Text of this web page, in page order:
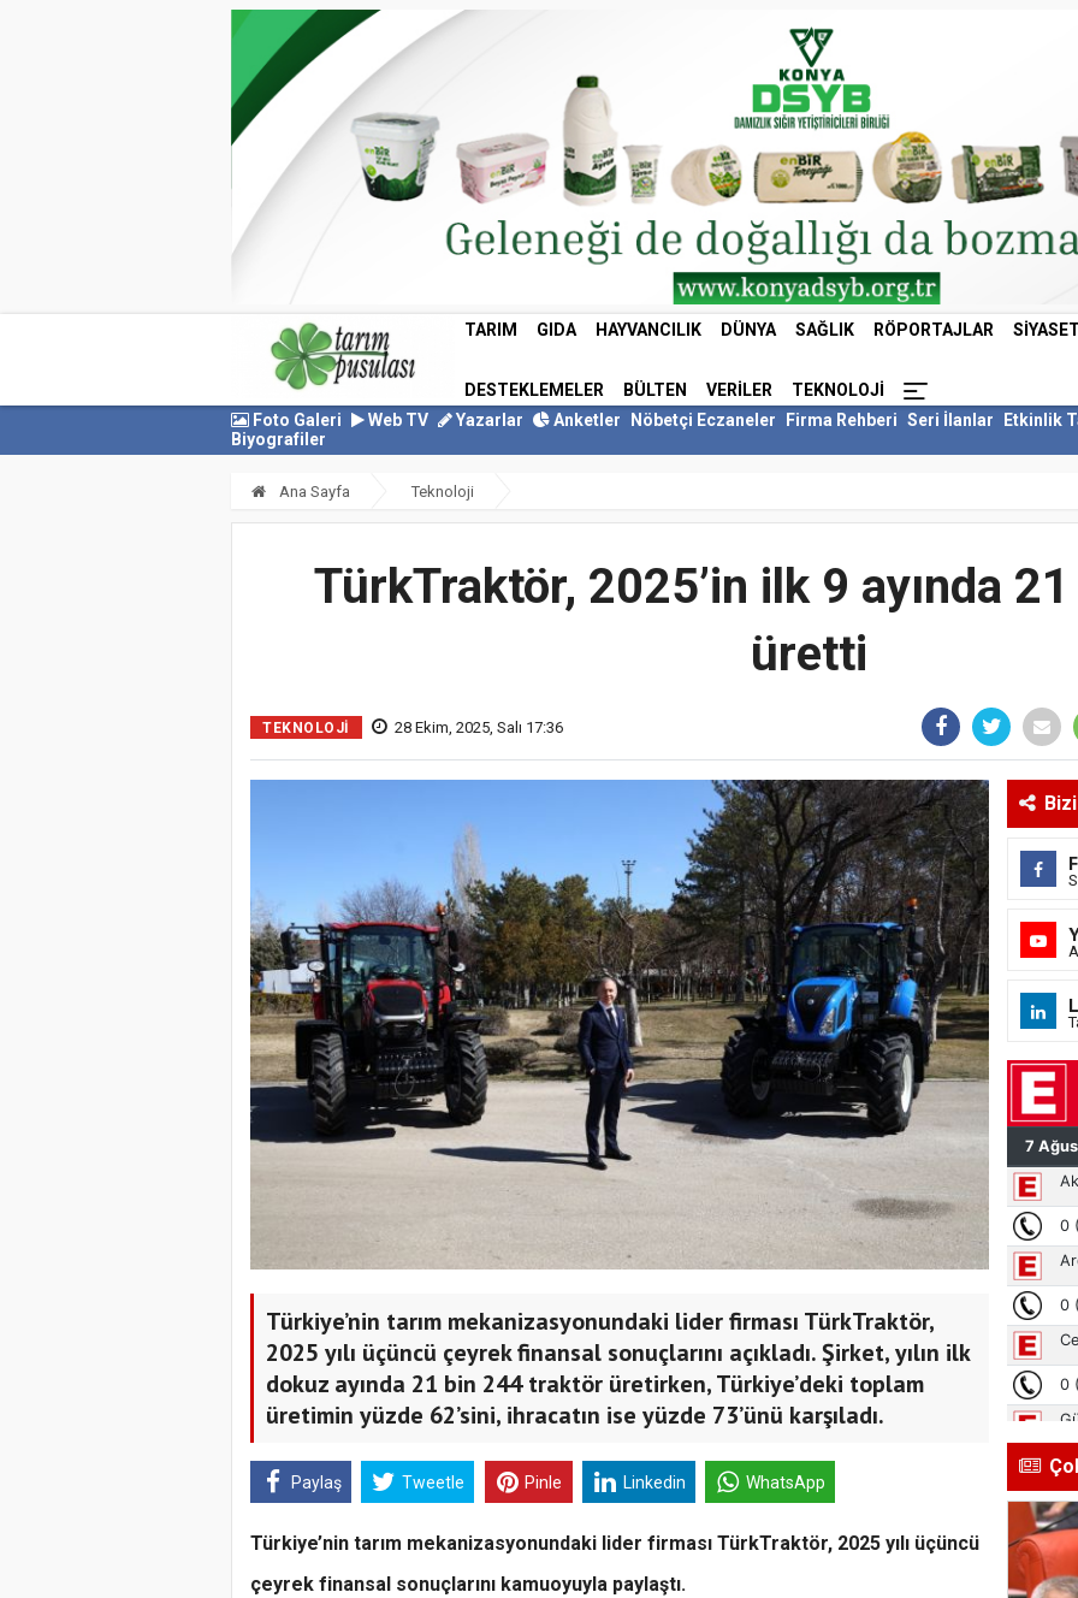
TARIM GIDA HAYVANCILIK DÜNYA SAĞLIK RÖPORTAJLAR SIYASET
DESTEKLEMELER BÜLTEN VERILER
TEKNOLOJI
Foto Galeri
Web TV Yazarlar Anketler Nöbetçi Eczaneler Firma Rehberi Seri İlanlar
Etkinlik
Biyografiler
Ana Sayfa Teknoloji
TürkTraktör, 2025’in ilk 9 ayında
üretti
TEKNOLOJI 28 Ekim, 2025, Salı 17:36
Türkiye’nin tarım mekanizasyonundaki lider firması TürkTraktör,
2025 yılı üçüncü çeyrek finansal sonuçlarını açıkladı. Şirket, yılın ilk
dokuz ayında 21 bin 244 traktör üretirken, Türkiye’deki toplam
üretimin yüzde 62’sini, ihracatın ise yüzde 73’ünü karşıladı.
Paylaş Tweetle Pinle Linkedin WhatsApp
Türkiye’nin tarım mekanizasyonundaki lider firması TürkTraktör, 2025 yılı üçüncü
çeyrek finansal sonuçlarını kamuoyuyla paylaştı.